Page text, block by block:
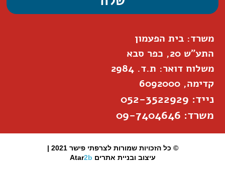
משרד: בית הפעמון
התע"ש 20, כפר סבא
משלוח דואר: ת.ד. 2984
קדימה, 6092000
נייד: 052-3522929
משרד: 09-7404646
© כל הזכויות שמורות לצרפתי פישר 2021 |
עיצוב ובניית אתרים
Atar2b